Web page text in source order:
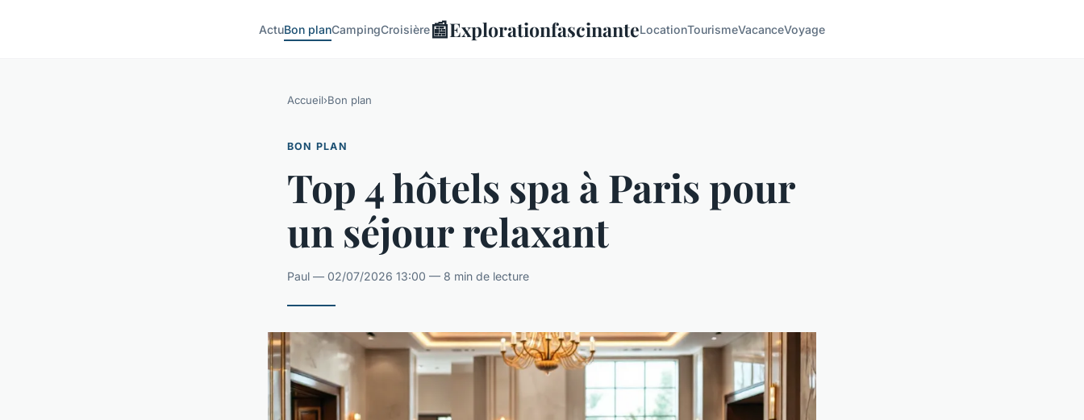
ActuBon planCampingCroisière📰ExplorationfascinanteLocationTourismeVacanceVoyage
Accueil›Bon plan
BON PLAN
Top 4 hôtels spa à Paris pour
un séjour relaxant
Paul — 02/07/2026 13:00 — 8 min de lecture